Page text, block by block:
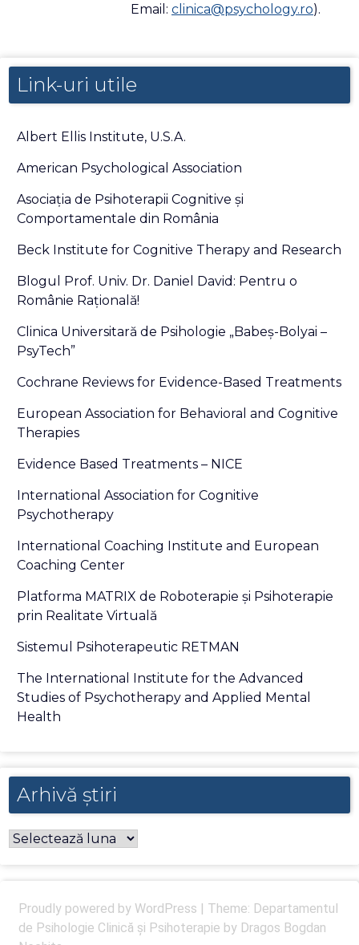
Email: clinica@psychology.ro).
Link-uri utile
Albert Ellis Institute, U.S.A.
American Psychological Association
Asociaţia de Psihoterapii Cognitive şi
Comportamentale din România
Beck Institute for Cognitive Therapy and Research
Blogul Prof. Univ. Dr. Daniel David: Pentru o
Românie Raţională!
Clinica Universitară de Psihologie „Babeş-Bolyai –
PsyTech”
Cochrane Reviews for Evidence-Based Treatments
European Association for Behavioral and Cognitive
Therapies
Evidence Based Treatments – NICE
International Association for Cognitive
Psychotherapy
International Coaching Institute and European
Coaching Center
Platforma MATRIX de Roboterapie și Psihoterapie
prin Realitate Virtuală
Sistemul Psihoterapeutic RETMAN
The International Institute for the Advanced
Studies of Psychotherapy and Applied Mental
Health
Arhivă știri
Arhivă
știri
Proudly powered by WordPress
Theme: Departamentul
de Psihologie Clinică și Psihoterapie by Dragos Bogdan